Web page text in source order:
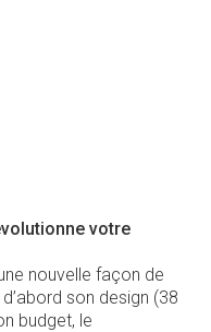
votre
nouvelle façon de
son design (38
budget, le